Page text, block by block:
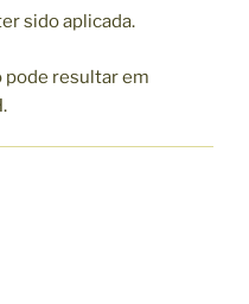
sido aplicada.
pode resultar em